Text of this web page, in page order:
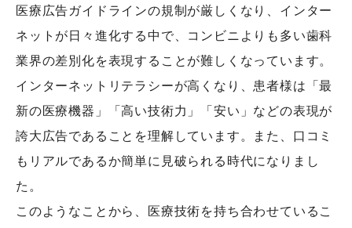
医療広告ガイドラインの規制が厳しくなり、インター
ネットが日々進化する中で、コンビニよりも多い歯科
業界の差別化を表現することが難しくなっています。
インターネットリテラシーが高くなり、患者様は「最
新の医療機器」「高い技術力」「安い」などの表現が
誇大広告であることを理解しています。また、口コミ
もリアルであるか簡単に見破られる時代になりまし
た。
このようなことから、医療技術を持ち合わせているこ